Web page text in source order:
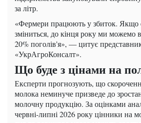
за літр.
«Фермери працюють у збиток. Якщо
зміниться, до кінця року ми можемо
20% поголів'я», — цитує
«УкрАгроКонсалт».
Що буде з цінами на
Експерти прогнозують, що
молока неминуче призведе до
молочну продукцію. За оцінками
червні-липні 2026 року цінники на